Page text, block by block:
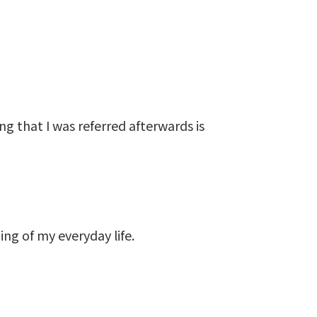
that I was referred afterwards is
of my everyday life.